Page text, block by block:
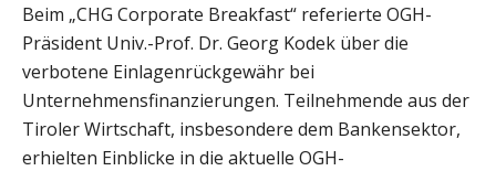
Beim „CHG Corporate Breakfast“ referierte OGH-
Präsident Univ.-Prof. Dr. Georg Kodek über die
verbotene Einlagenrückgewähr bei
Unternehmensfinanzierungen. Teilnehmende aus der
Tiroler Wirtschaft, insbesondere dem Bankensektor,
erhielten Einblicke in die aktuelle OGH-